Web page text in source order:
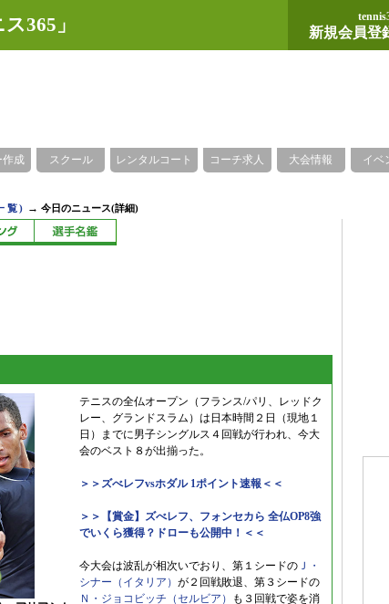
365」 新規会員登
作成 スクール レンタルコート コーチ求人 大会情報 イベ
覧) →今日のニュース(詳細)
テニスの全仏オープン（フランス/パリ、レッドク
レー、グランドスラム）は日本時間２日（現地１
日）までに男子シングルス４回戦が行われ、今大
会のベスト８が出揃った。
＞＞ズべレフvsホダル 1ポイント速報＜＜
＞＞【賞金】ズべレフ、フォンセカら 全仏OP8強
でいくら獲得？ドローも公開中！＜＜
今大会は波乱が相次いでおり、第１シードの Ｊ・
シナー（イタリア） が２回戦敗退、第３シードの
Ｎ・ジョコビッチ（セルビア）
も３回戦で姿を消